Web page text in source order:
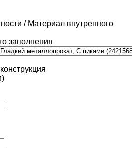
/ Материал внутренного
заполнения